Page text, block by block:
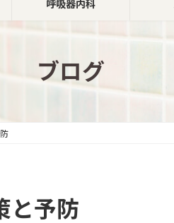
呼吸器内科
ブログ
と予防